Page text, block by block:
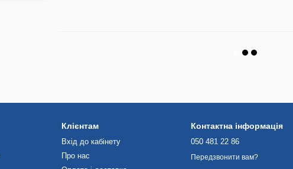
Клієнтам
Вхід до кабінету
Про нас
Контактна інформація
050 481 22 86
Передзвонити вам?